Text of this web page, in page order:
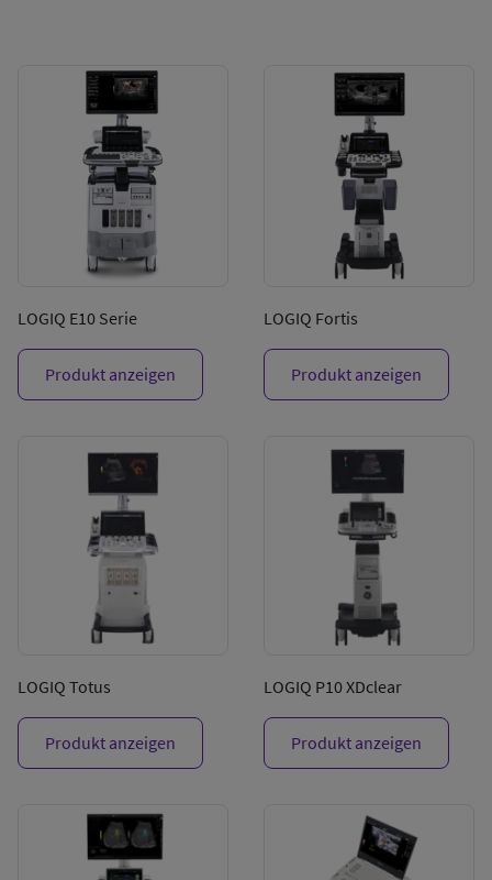
LOGIQ E10 Serie
Produkt anzeigen
LOGIQ Fortis
Produkt anzeigen
LOGIQ Totus
Produkt anzeigen
LOGIQ P10 XDclear
Produkt anzeigen